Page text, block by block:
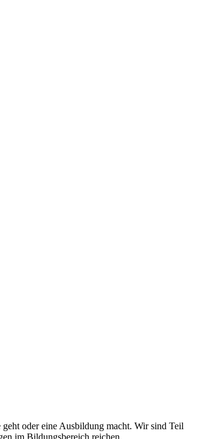
oder eine Ausbildung macht. Wir sind Teil
im Bildungsbereich reichen.